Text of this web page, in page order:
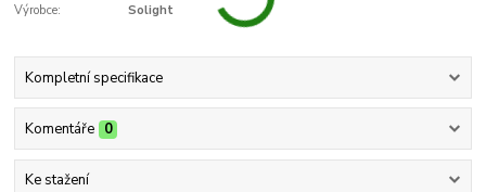
Výrobce:
Solight
Kompletní specifikace
Komentáře 0
Ke stažení